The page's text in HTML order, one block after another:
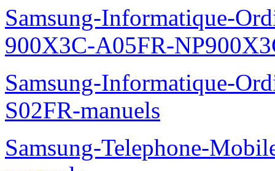
Samsung-Informatique-
900X3C-A05FR-
Samsung-Informatique-
S02FR-manuels
Samsung-Telephone-